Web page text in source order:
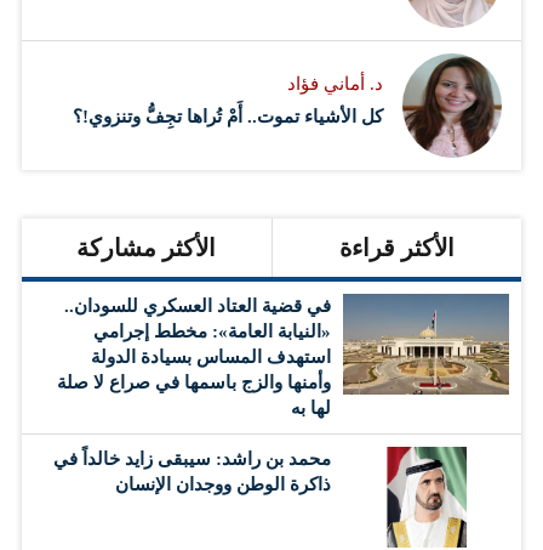
د. أماني فؤاد
كل الأشياء تموت.. أَمْ تُراها تجِفُّ وتنزوي!؟
الأكثر قراءة الأكثر مشاركة
في قضية العتاد العسكري للسودان..
«النيابة العامة»: مخطط إجرامي
استهدف المساس بسيادة الدولة
وأمنها والزج باسمها في صراع لا صلة
لها به
محمد بن راشد: سيبقى زايد خالداً في
ذاكرة الوطن ووجدان الإنسان